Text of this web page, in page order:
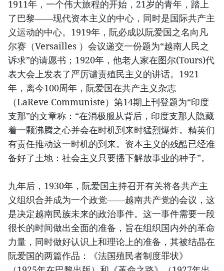
1911年，一个伟大旅程的开始，21岁的青年，踏上
了巴黎——现代资本主义的中心，同时是国际共产主
义运动的中心。1919年，阮必成以阮爱国之名向凡
尔赛（Versailles ）会议递交一份题为“越南人民之
诉求”的请愿书；1920年，他老人家在图尔(Tours)代
表大会上发表了严厉谴责殖民主义的讲话。1921
年，离今100周年，阮爱国在共产主义杂志
（LaReve Communiste）第14期上刊登题为“印度
支那”的文章称：“在消极服从背后，印度支那人隐藏
着一颗沸腾之心并会在时机到来时猛烈爆炸。精英们
有责任推动这一时机的到来。资本主义的残酷已经准
备好了土地：社会主义只要播下解放事业的种子”。
九年后，1930年，阮爱国主持召开有关将各共产主
义组织合并成为一个政党——越南共产党的会议，这
是决定越南民族未来的政治事件。这一事件需要一段
很长的时间做出全面的准备，旨在组织国内外的革命
力量，同时做好认识上和理论上的准备，其被结晶在
阮爱国的两篇作品：《法国殖民者制度罪状》